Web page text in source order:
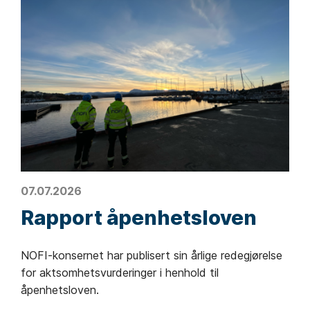
07.07.2026
Rapport åpenhetsloven
NOFI-konsernet har publisert sin årlige redegjørelse
for aktsomhetsvurderinger i henhold til
åpenhetsloven.